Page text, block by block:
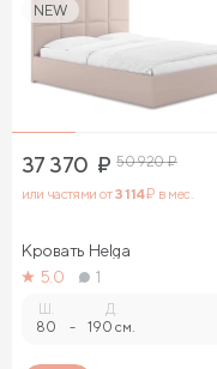
NEW
37 370 ₽ 50 920₽
или частями от3 114₽ в мес.
Кровать Helga
5.0
1
80 -
Д.
190 см.